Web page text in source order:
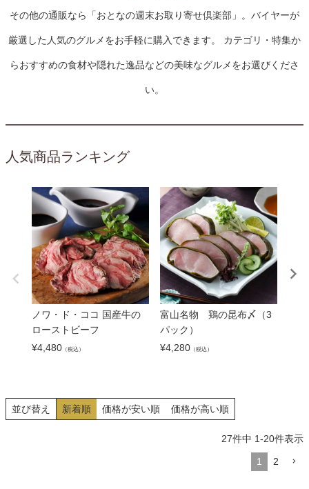
その他の通販なら「おとなの週末お取り寄せ倶楽部」。バイヤーが
厳選した人気のグルメをお手軽に購入できます。 カテゴリ・特集か
らおすすめの食材や隠れた逸品などの美味なグルメをお選びくださ
い。
人気商品ランキング
ノワ・ド・ココ 国産牛の
ローストビーフ
¥4,480 （税込）
富山名物 鶏の昆布〆（3
パック）
¥4,280 （税込）
並び替え 新着順 価格が安い順 価格が高い順
27件中 1-20件表示
1 2